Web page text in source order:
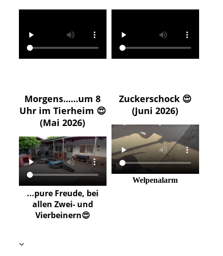
Morgens......um 8
Uhr im Tierheim 😍
(Mai 2026)
...pure Freude, bei
allen Zwei- und
Vierbeinern😍
Zuckerschock 😍
(Juni 2026)
Welpenalarm